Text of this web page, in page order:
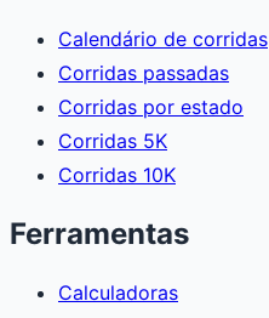
Calendário de corridas
Corridas passadas
Corridas por estado
Corridas 5K
Corridas 10K
Ferramentas
Calculadoras